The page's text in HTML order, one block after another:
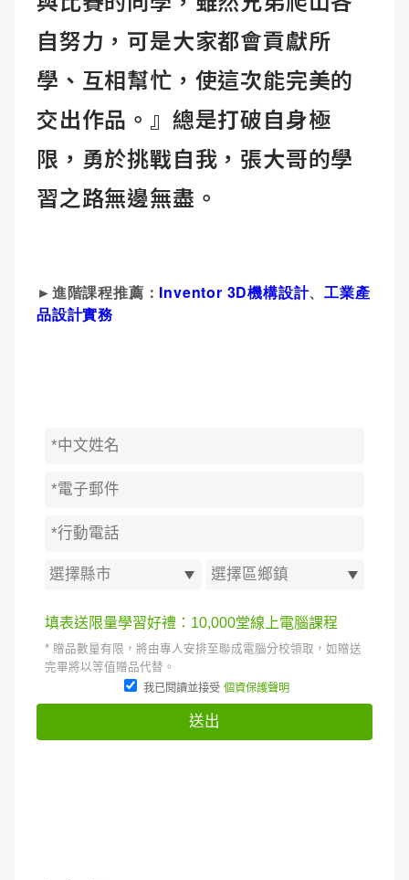
自努力，可是大家都會貢獻所
學、互相幫忙，使這次能完美的
交出作品。』總是打破自身極
限，勇於挑戰自我，張大哥的學
習之路無邊無盡。
►進階課程推薦： Inventor 3D機構設計、工業產
品設計實務